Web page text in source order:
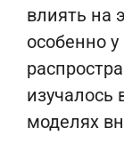
влиять на
особенно
изучалось
моделях